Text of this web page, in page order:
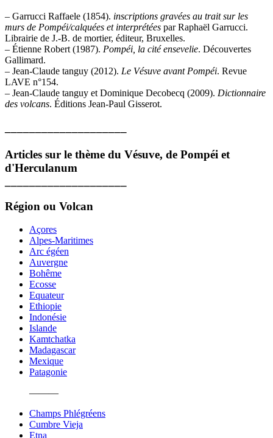
– Garrucci Raffaele (1854). inscriptions gravées au trait sur les
murs de Pompéi/calquées et interprétées par Raphaël Garrucci.
Librairie de J.-B. de mortier, éditeur, Bruxelles.
– Étienne Robert (1987). Pompéi, la cité ensevelie. Découvertes
Gallimard.
– Jean-Claude tanguy (2012). Le Vésuve avant Pompéi. Revue
LAVE n°154.
– Jean-Claude tanguy et Dominique Decobecq (2009). Dictionnaire
des volcans. Éditions Jean-Paul Gisserot.
Articles sur le thème du Vésuve, de Pompéi et
d'Herculanum
Région ou Volcan
Açores
Alpes-Maritimes
Arc égéen
Auvergne
Bohême
Ecosse
Equateur
Ethiopie
Indonésie
Islande
Kamtchatka
Madagascar
Mexique
Patagonie
———
Champs Phlégréens
Cumbre Vieja
Etna